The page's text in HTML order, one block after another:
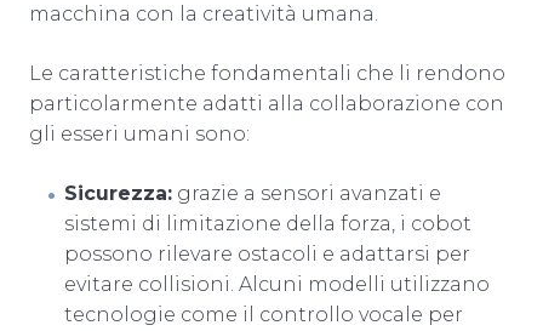
macchina con la creatività umana.
Le caratteristiche fondamentali che li rendono
particolarmente adatti alla collaborazione con
gli esseri umani sono:
Sicurezza:grazie a sensori avanzati e
sistemi di limitazione della forza, i cobot
possono rilevare ostacoli e adattarsi per
evitare collisioni. Alcuni modelli utilizzano
tecnologie come il controllo vocale per